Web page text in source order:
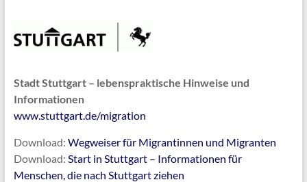
Stadt Stuttgart – lebenspraktische Hinweise und
Informationen
www.stuttgart.de/migration
Download: Wegweiser für Migrantinnen und Migranten
Download: Start in Stuttgart – Informationen für
Menschen, die nach Stuttgart ziehen